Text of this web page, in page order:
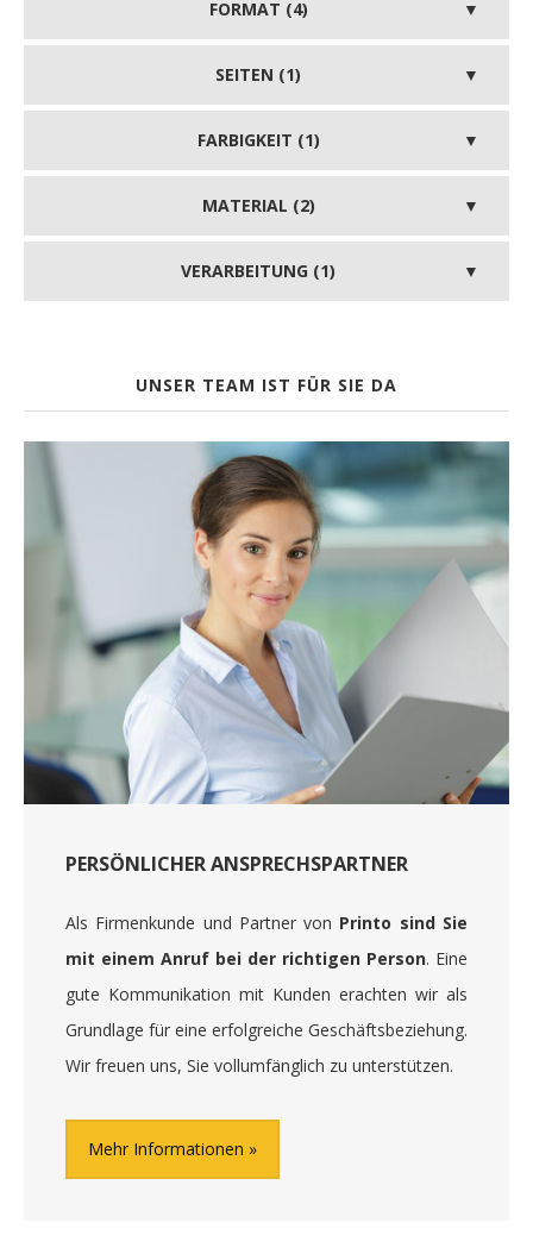
FORMAT (4)
SEITEN (1)
FARBIGKEIT (1)
MATERIAL (2)
VERARBEITUNG (1)
UNSER TEAM IST FÜR SIE DA
PERSÖNLICHER ANSPRECHSPARTNER
Als Firmenkunde und Partner von Printo sind Sie
mit einem Anruf bei der richtigen Person. Eine
gute Kommunikation mit Kunden erachten wir als
Grundlage für eine erfolgreiche Geschäftsbeziehung.
Wir freuen uns, Sie vollumfänglich zu unterstützen.
Mehr Informationen